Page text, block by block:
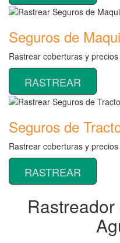
Seguros de
Rastrear coberturas y
RASTREAR
Seguros de
Rastrear coberturas y
RASTREAR